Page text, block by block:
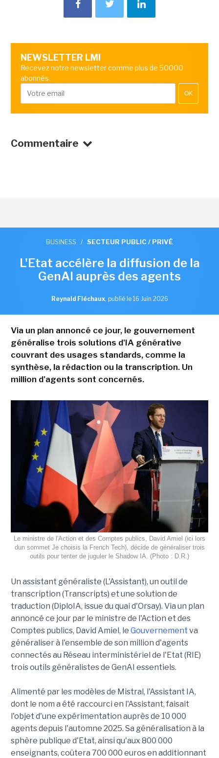
NEWSLETTER LMI
Recevez notre newsletter comme plus de 50000
abonnés
OK
Commentaire
BUSINESS / SECTEUR PUBLIC / PRIVÉ
L'Etat accélère la diffusion de la
GenAI auprès des agents
Reynald Fléchaux, publié le 16 Juin 2026
Via un plan annoncé ce jour, le gouvernement
généralise trois solutions d'IA générative
couvrant des usages standards, comme la
synthèse, la rédaction ou la transcription. Un
million d'agents sont concernés.
Le ministre de l'Action et des Comptes publics, David Amiel (ici lors
dun sommet Je choisis la French Tech), décide de généraliser trois
outils pour tenter de juguler le Shadow IA. (Photo : D.R.)
Un assistant généraliste (L'Assistant), un outil de
transcription (Transcripts) et une solution de
traduction (DiploIA, issue du quai d'Orsay). Via un plan
annoncé ce jour par le ministre de l'Action et des
Comptes publics, David Amiel, le Gouvernement va
généraliser à l'ensemble de son million d'agents
connectés au Réseau interministériel de l'Etat (RIE)
trois outils généralistes de GenAI essentiels.
Alimenté par les modèles de Mistral, l'Assistant IA,
dont le nom a été raccourci en l'Assistant, faisait
l'objet d'une expérimentation auprès de 10 000
agents depuis l'automne 2025. Sa généralisation à la
sphère publique d'Etat, ainsi qu'aux 800 000
enseignants, coûtera 700 000 euros en additionnant